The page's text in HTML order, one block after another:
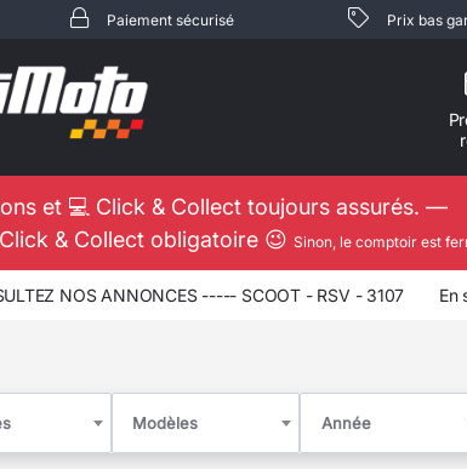
Paiement sécurisé Prix bas
et 💻 Click & Collect toujours assurés. —
& Collect obligatoire 😉 Sinon, le comptoir est
NOS ANNONCES ----- MOTO - RIV - 3106 En
Modèles Année